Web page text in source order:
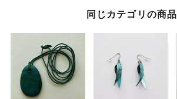
同じカテゴリの商品